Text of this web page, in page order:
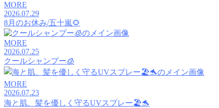
RECRUIT
MORE
2026.07.29
8月のお休み/五十嵐🌻
MORE
2026.07.25
クールシャンプー🧊
MORE
2026.07.23
海と肌、髪を優しく守るUVスプレー🏖️🐬